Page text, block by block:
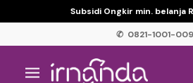
Subsidi Ongkir min. belanja
✆ 0821-1001-